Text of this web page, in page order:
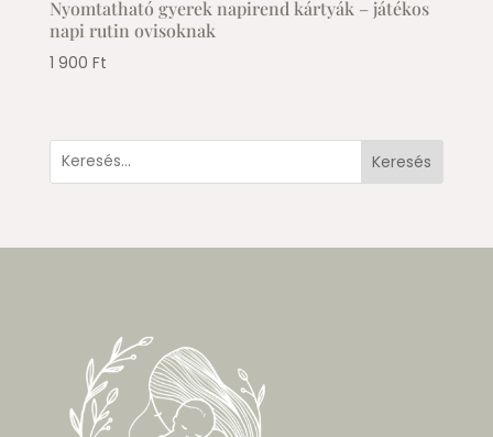
Nyomtatható gyerek napirend kártyák – játékos
napi rutin ovisoknak
1 900 Ft
Keresés